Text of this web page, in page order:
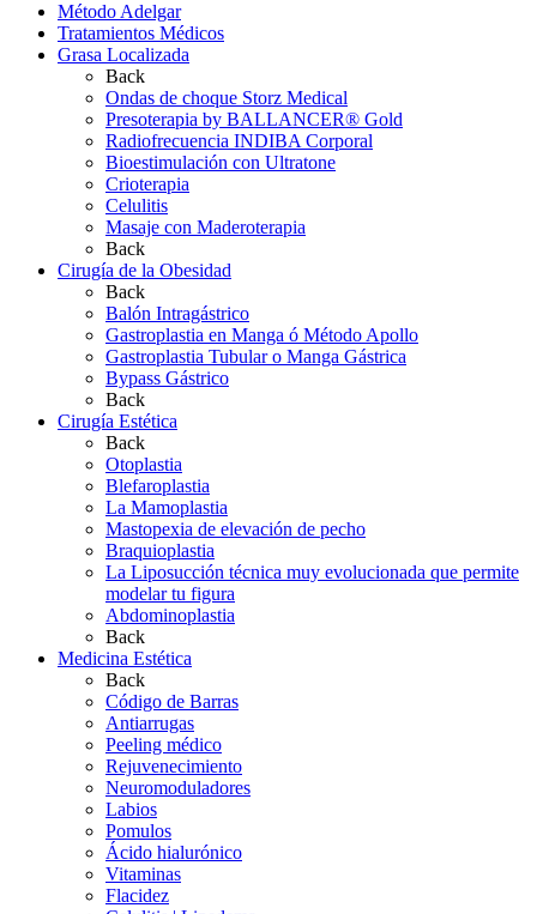
Método Adelgar
Tratamientos Médicos
Grasa Localizada
Back
Ondas de choque Storz Medical
Presoterapia by BALLANCER® Gold
Radiofrecuencia INDIBA Corporal
Bioestimulación con Ultratone
Crioterapia
Celulitis
Masaje con Maderoterapia
Back
Cirugía de la Obesidad
Back
Balón Intragástrico
Gastroplastia en Manga ó Método Apollo
Gastroplastia Tubular o Manga Gástrica
Bypass Gástrico
Back
Cirugía Estética
Back
Otoplastia
Blefaroplastia
La Mamoplastia
Mastopexia de elevación de pecho
Braquioplastia
La Liposucción técnica muy evolucionada que permite
modelar tu figura
Abdominoplastia
Back
Medicina Estética
Back
Código de Barras
Antiarrugas
Peeling médico
Rejuvenecimiento
Neuromoduladores
Labios
Pomulos
Ácido hialurónico
Vitaminas
Flacidez